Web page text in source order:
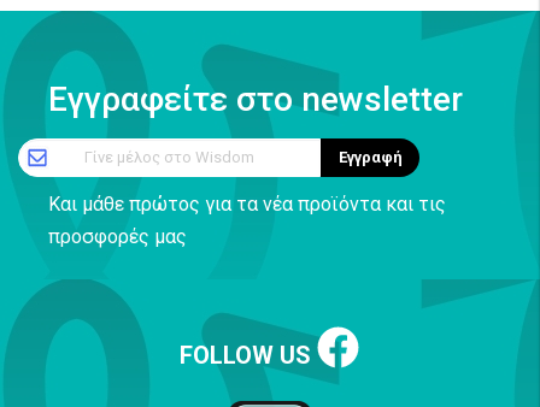
Εγγραφείτε στο newsletter
Γίνε μέλος στο Wisdom Εγγραφή
Και μάθε πρώτος για τα νέα προϊόντα και τις
προσφορές μας
FOLLOW US